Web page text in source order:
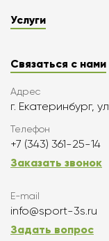
Услуги
Связаться с нами
Адрес
г. Екатеринбург,
Телефон
+7 (343) 361-25-14
Заказать звонок
E-mail
info@sport-3s.ru
Задать вопрос